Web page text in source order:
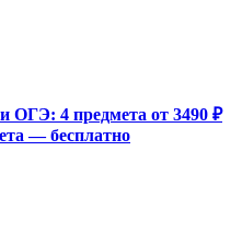
ОГЭ: 4 предмета от 3490 ₽
— бесплатно